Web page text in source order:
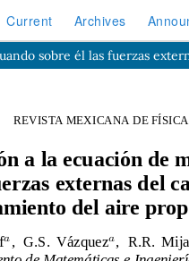
Current Archives
sobre él las fuerzas